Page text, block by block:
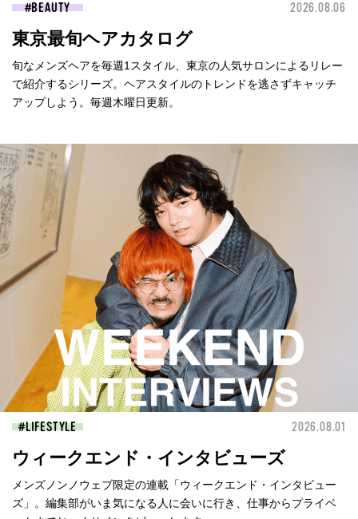
BEAUTY 2026.08.06
東京最旬ヘアカタログ
旬なメンズヘアを毎週1スタイル、東京の人気サロンによるリレー
で紹介するシリーズ。ヘアスタイルのトレンドを逃さずキャッチ
アップしよう。毎週木曜日更新。
LIFESTYLE 2026.08.01
ウィークエンド・インタビューズ
メンズノンノウェブ限定の連載「ウィークエンド・インタビュー
ズ」。編集部がいま気になる人に会いに行き、仕事からプライベ